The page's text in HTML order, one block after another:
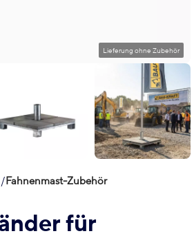
Fahnenmast-Zubehör
für